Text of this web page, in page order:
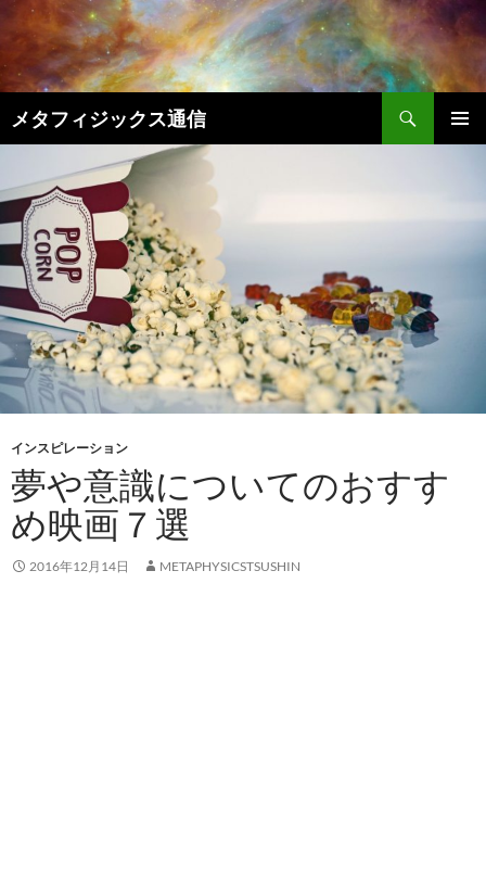
テ
ン
へ
キ
ッ
プ
メタフィジックス通信
索
インスピレーション
夢や意識についてのおすす
め映画７選
2016年12月14日 METAPHYSICSTSUSHIN